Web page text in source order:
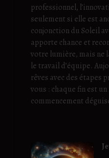
professionnel,
seulement si elle est
conjonction du Soleil
apporte chance et
votre lumière, mais ne
le travail d’équipe.
rêves avec des étapes
vous : chaque fin est
commencement